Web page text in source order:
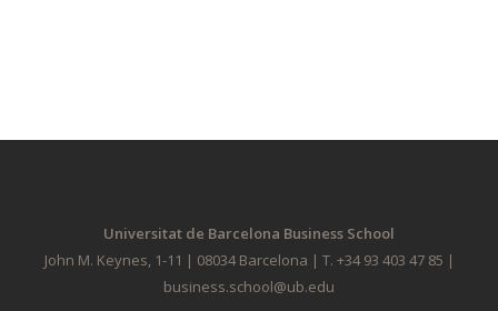
Universitat de Barcelona Business School
John M. Keynes, 1-11 | 08034 Barcelona | T. +34 93 403 47 85 |
business.school@ub.edu